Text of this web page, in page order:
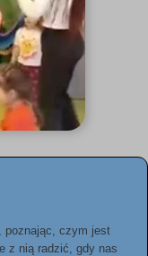
poznając, czym jest
z nią radzić, gdy nas